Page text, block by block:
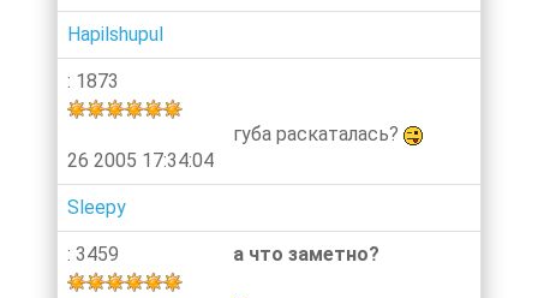
Hapilshupul
: 1873
26 2005 17:34:04
губа раскаталась?
Sleepy
: 3459 а что заметно?